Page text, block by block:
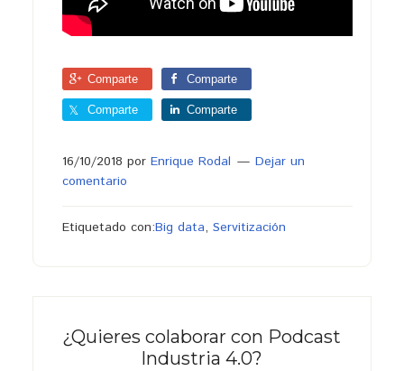
Comparte Comparte
Comparte Comparte
16/10/2018 por Enrique Rodal
Dejar un
comentario
Etiquetado con:Big data, Servitización
¿Quieres colaborar con Podcast
Industria 4.0?